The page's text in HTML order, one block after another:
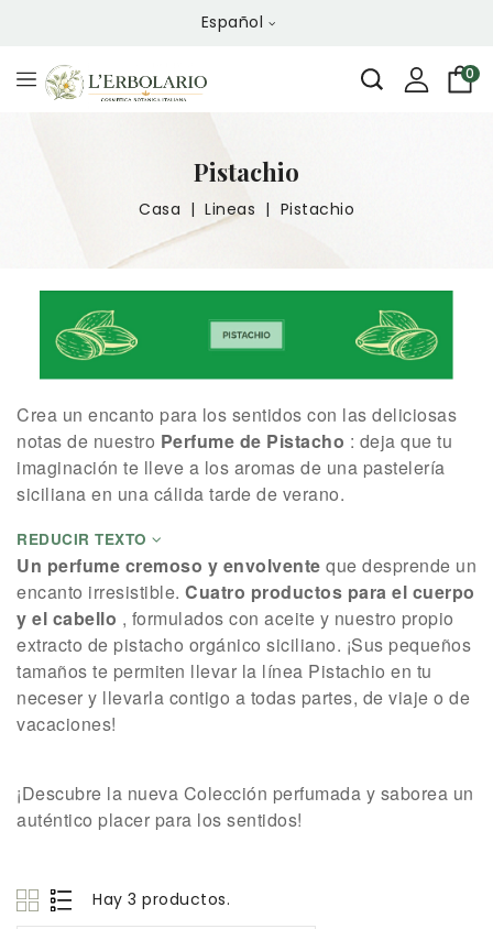
Español
0
Pistachio
Casa Lineas Pistachio
Crea un encanto para los sentidos con las deliciosas
notas de nuestro Perfume de Pistacho : deja que tu
imaginación te lleve a los aromas de una pastelería
siciliana en una cálida tarde de verano.
REDUCIR TEXTO
Un perfume cremoso y envolvente que desprende un
encanto irresistible. Cuatro productos para el cuerpo
y el cabello , formulados con aceite y nuestro propio
extracto de pistacho orgánico siciliano. ¡Sus pequeños
tamaños te permiten llevar la línea Pistachio en tu
neceser y llevarla contigo a todas partes, de viaje o de
vacaciones!
¡Descubre la nueva Colección perfumada y saborea un
auténtico placer para los sentidos!
Hay 3 productos.